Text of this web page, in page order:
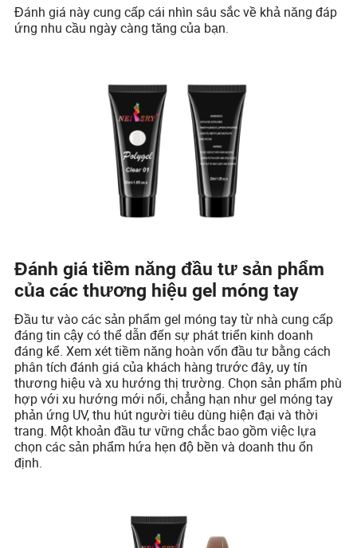
Đánh giá này cung cấp cái nhìn sâu sắc về khả năng đáp
ứng nhu cầu ngày càng tăng của bạn.
Đánh giá tiềm năng đầu tư sản phẩm
của các thương hiệu gel móng tay
Đầu tư vào các sản phẩm gel móng tay từ nhà cung cấp
đáng tin cậy có thể dẫn đến sự phát triển kinh doanh
đáng kể. Xem xét tiềm năng hoàn vốn đầu tư bằng cách
phân tích đánh giá của khách hàng trước đây, uy tín
thương hiệu và xu hướng thị trường. Chọn sản phẩm phù
hợp với xu hướng mới nổi, chẳng hạn như gel móng tay
phản ứng UV, thu hút người tiêu dùng hiện đại và thời
trang. Một khoản đầu tư vững chắc bao gồm việc lựa
chọn các sản phẩm hứa hẹn độ bền và doanh thu ổn
định.